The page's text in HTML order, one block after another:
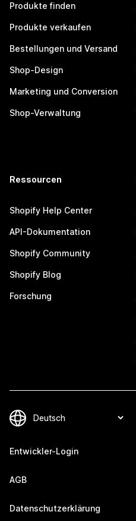
Produkte finden
Produkte verkaufen
Bestellungen und Versand
Shop-Design
Marketing und Conversion
Shop-Verwaltung
Ressourcen
Shopify Help Center
API-Dokumentation
Shopify Community
Shopify Blog
Forschung
Entwickler-Login
AGB
Datenschutzerklärung